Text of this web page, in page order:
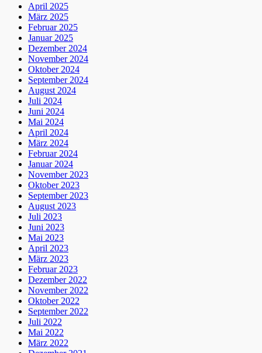
April 2025
März 2025
Februar 2025
Januar 2025
Dezember 2024
November 2024
Oktober 2024
September 2024
August 2024
Juli 2024
Juni 2024
Mai 2024
April 2024
März 2024
Februar 2024
Januar 2024
November 2023
Oktober 2023
September 2023
August 2023
Juli 2023
Juni 2023
Mai 2023
April 2023
März 2023
Februar 2023
Dezember 2022
November 2022
Oktober 2022
September 2022
Juli 2022
Mai 2022
März 2022